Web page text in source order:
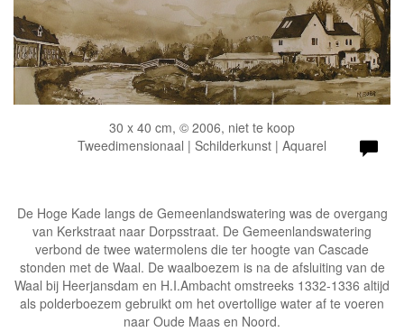
30 x 40 cm, © 2006, niet te koop
Tweedimensionaal | Schilderkunst | Aquarel
De Hoge Kade langs de Gemeenlandswatering was de overgang
van Kerkstraat naar Dorpsstraat. De Gemeenlandswatering
verbond de twee watermolens die ter hoogte van Cascade
stonden met de Waal. De waalboezem is na de afsluiting van de
Waal bij Heerjansdam en H.I.Ambacht omstreeks 1332-1336 altijd
als polderboezem gebruikt om het overtollige water af te voeren
naar Oude Maas en Noord.